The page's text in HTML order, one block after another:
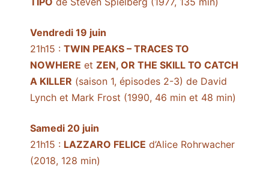
Vendredi 19 juin
21h15 : TWIN PEAKS – TRACES TO
NOWHERE et ZEN, OR THE SKILL TO CATCH
A KILLER (saison 1, épisodes 2-3) de David
Lynch et Mark Frost (1990, 46 min et 48 min)
Samedi 20 juin
21h15 : LAZZARO FELICE d’Alice Rohrwacher
(2018, 128 min)